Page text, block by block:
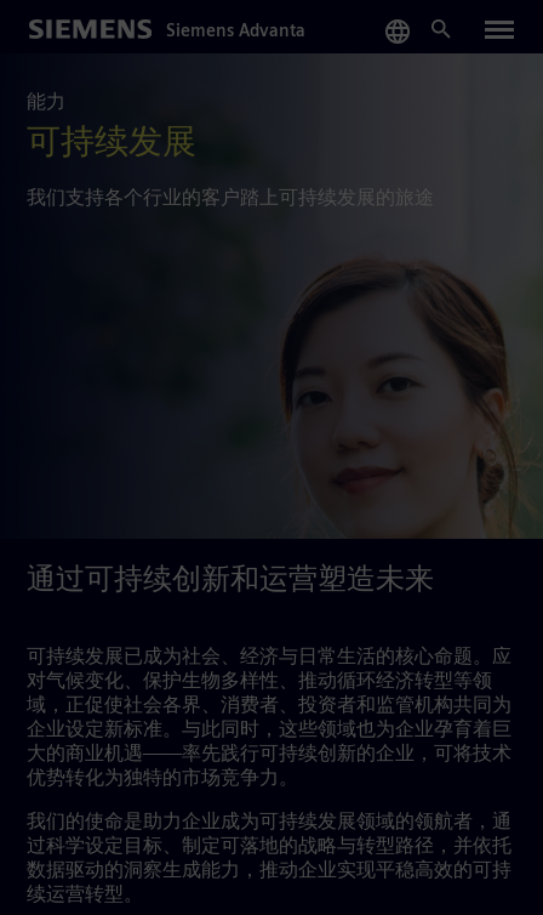
content
Siemens Advanta
能力
可持续发展
我们支持各个行业的客户踏上可持续发展的旅途
通过可持续创新和运营塑造未来
可持续发展已成为社会、经济与日常生活的核心命题。应
对气候变化、保护生物多样性、推动循环经济转型等领
域，正促使社会各界、消费者、投资者和监管机构共同为
企业设定新标准。与此同时，这些领域也为企业孕育着巨
大的商业机遇——率先践行可持续创新的企业，可将技术
优势转化为独特的市场竞争力。
我们的使命是助力企业成为可持续发展领域的领航者，通
过科学设定目标、制定可落地的战略与转型路径，并依托
数据驱动的洞察生成能力，推动企业实现平稳高效的可持
续运营转型。